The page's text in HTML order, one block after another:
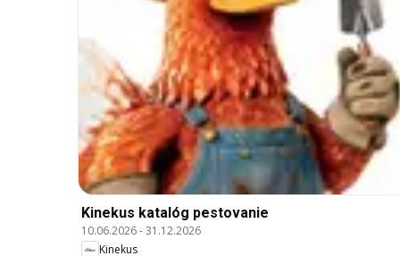
Kinekus katalóg pestovanie
10.06.2026-31.12.2026
Kinekus